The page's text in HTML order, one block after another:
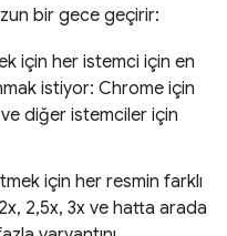
bir gece geçirir:
için her istemci için en
istiyor: Chrome için
diğer istemciler için
için her resmin farklı
2,5x, 3x ve hatta arada